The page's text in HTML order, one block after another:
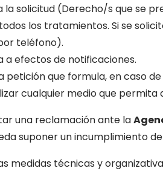
la solicitud (Derecho/s que se
los tratamientos. Si se
teléfono).
efectos de notificaciones.
que formula, en caso de
cualquier medio que
una reclamación ante la
suponer un incumplimiento
medidas técnicas y